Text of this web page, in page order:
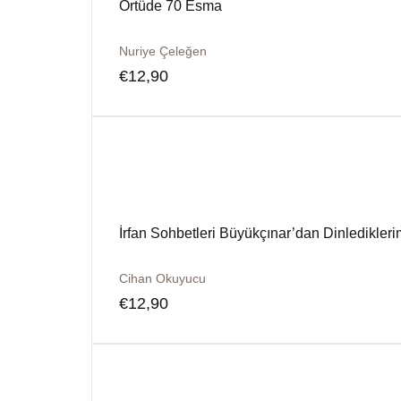
Örtüde 70 Esma
Nuriye Çeleğen
€12,90
İrfan Sohbetleri Büyükçınar’dan
Cihan Okuyucu
€12,90